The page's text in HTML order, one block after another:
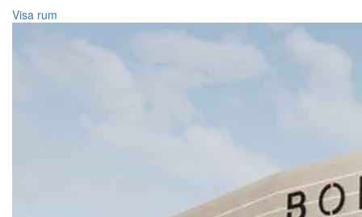
Visa rum